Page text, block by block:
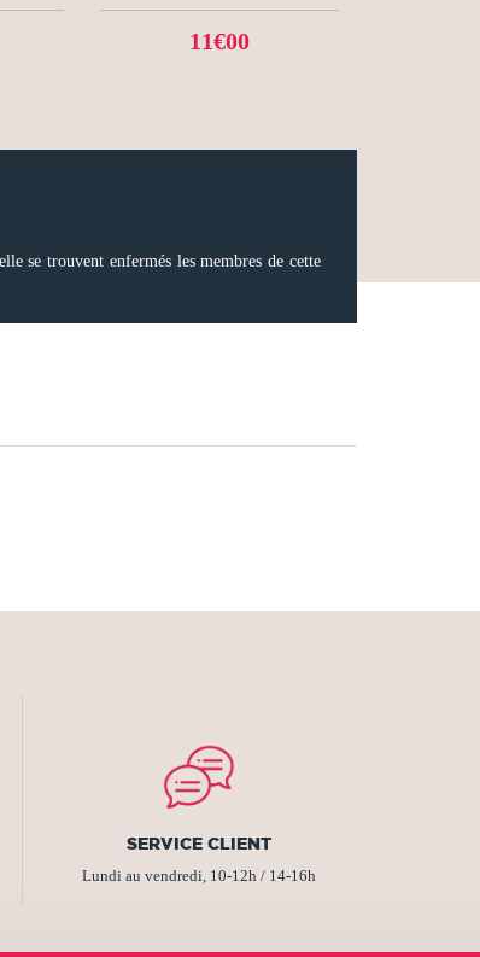
11€00
se trouvent enfermés les membres de cette
SERVICE CLIENT
Lundi au vendredi, 10-12h / 14-16h